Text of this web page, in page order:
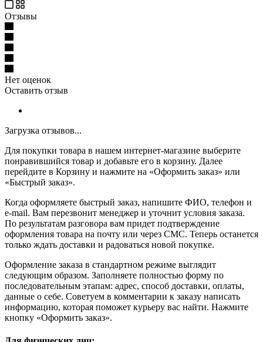
Отзывы
Нет оценок
Оставить отзыв
Загрузка отзывов...
Для покупки товара в нашем интернет-магазине выберите
понравившийся товар и добавьте его в корзину. Далее
перейдите в Корзину и нажмите на «Оформить заказ» или
«Быстрый заказ».
Когда оформляете быстрый заказ, напишите ФИО, телефон и
e-mail. Вам перезвонит менеджер и уточнит условия заказа.
По результатам разговора вам придет подтверждение
оформления товара на почту или через СМС. Теперь останется
только ждать доставки и радоваться новой покупке.
Оформление заказа в стандартном режиме выглядит
следующим образом. Заполняете полностью форму по
последовательным этапам: адрес, способ доставки, оплаты,
данные о себе. Советуем в комментарии к заказу написать
информацию, которая поможет курьеру вас найти. Нажмите
кнопку «Оформить заказ».